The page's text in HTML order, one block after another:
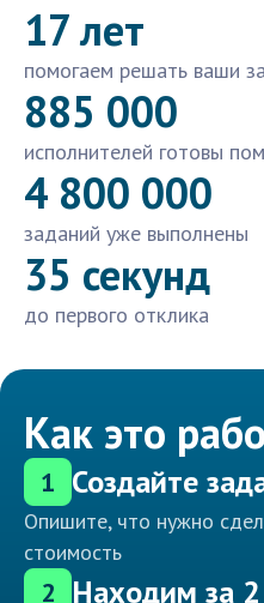
17 лет
помогаем решать ваши
885 000
исполнителей готовы
4 800 000
заданий уже выполнены
35 секунд
до первого отклика
Как это
1 Создайте
Опишите, что нужно
стоимость
2 Находим за